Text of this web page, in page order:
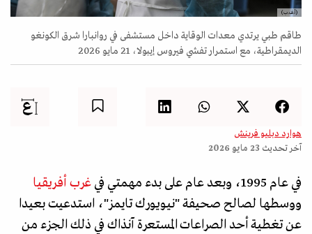
(أ.ف.ب)
طاقم طبي يرتدي معدات الوقاية داخل مستشفى في روانبارا شرق الكونغو
الديمقراطية، مع استمرار تفشي فيروس إيبولا، 21 مايو 2026
هوارد دبليو فرينش
آخر تحديث 23 مايو 2026
في عام 1995، وبعد عام على بدء مهمتي في
غرب أفريقيا
ووسطها لصالح صحيفة "نيويورك تايمز"، استدعيت بعيدا
عن تغطية أحد الصراعات المستعرة آنذاك في ذلك الجزء من